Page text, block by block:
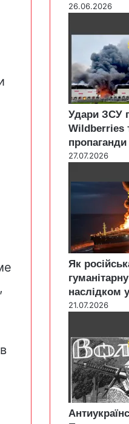
26.06.2026
Удари ЗСУ
Wildberries
пропаганди
27.07.2026
Як
наслідком
21.07.2026